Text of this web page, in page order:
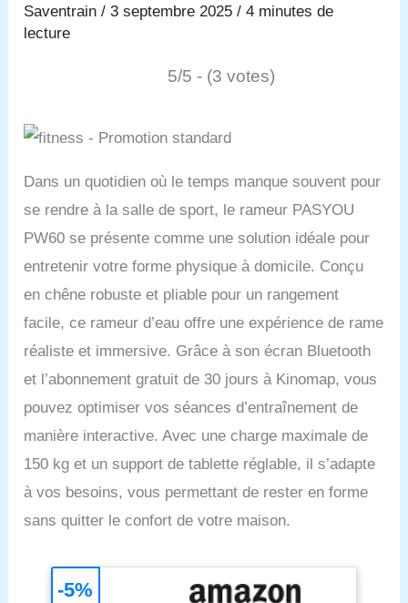
Saventrain/3 septembre 2025/4 minutes de
lecture
5/5 - (3 votes)
Dans un quotidien où le temps manque souvent pour
se rendre à la salle de sport, le rameur PASYOU
PW60 se présente comme une solution idéale pour
entretenir votre forme physique à domicile. Conçu
en chêne robuste et pliable pour un rangement
facile, ce rameur d’eau offre une expérience de rame
réaliste et immersive. Grâce à son écran Bluetooth
et l’abonnement gratuit de 30 jours à Kinomap, vous
pouvez optimiser vos séances d’entraînement de
manière interactive. Avec une charge maximale de
150 kg et un support de tablette réglable, il s’adapte
à vos besoins, vous permettant de rester en forme
sans quitter le confort de votre maison.
-5%